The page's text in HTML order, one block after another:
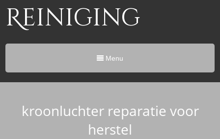
Reiniging
Menu
kroonluchter reparatie voor
herstel